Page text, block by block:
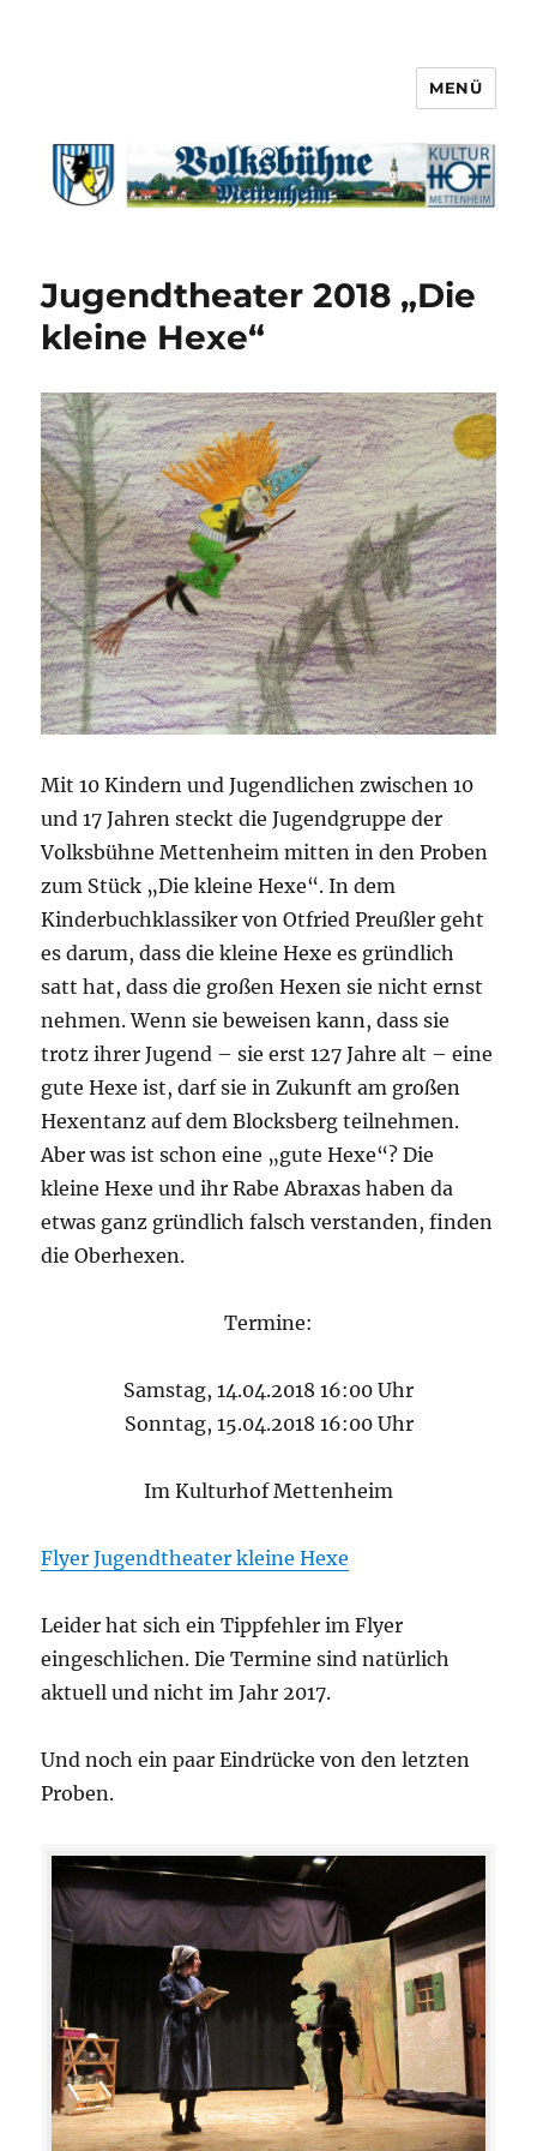
MENÜ
Jugendtheater 2018 „Die
kleine Hexe“
Mit 10 Kindern und Jugendlichen zwischen 10
und 17 Jahren steckt die Jugendgruppe der
Volksbühne Mettenheim mitten in den Proben
zum Stück „Die kleine Hexe“. In dem
Kinderbuchklassiker von Otfried Preußler geht
es darum, dass die kleine Hexe es gründlich
satt hat, dass die großen Hexen sie nicht ernst
nehmen. Wenn sie beweisen kann, dass sie
trotz ihrer Jugend – sie erst 127 Jahre alt – eine
gute Hexe ist, darf sie in Zukunft am großen
Hexentanz auf dem Blocksberg teilnehmen.
Aber was ist schon eine „gute Hexe“? Die
kleine Hexe und ihr Rabe Abraxas haben da
etwas ganz gründlich falsch verstanden, finden
die Oberhexen.
Termine:
Samstag, 14.04.2018 16:00 Uhr
Sonntag, 15.04.2018 16:00 Uhr
Im Kulturhof Mettenheim
Flyer Jugendtheater kleine Hexe
Leider hat sich ein Tippfehler im Flyer
eingeschlichen. Die Termine sind natürlich
aktuell und nicht im Jahr 2017.
Und noch ein paar Eindrücke von den letzten
Proben.